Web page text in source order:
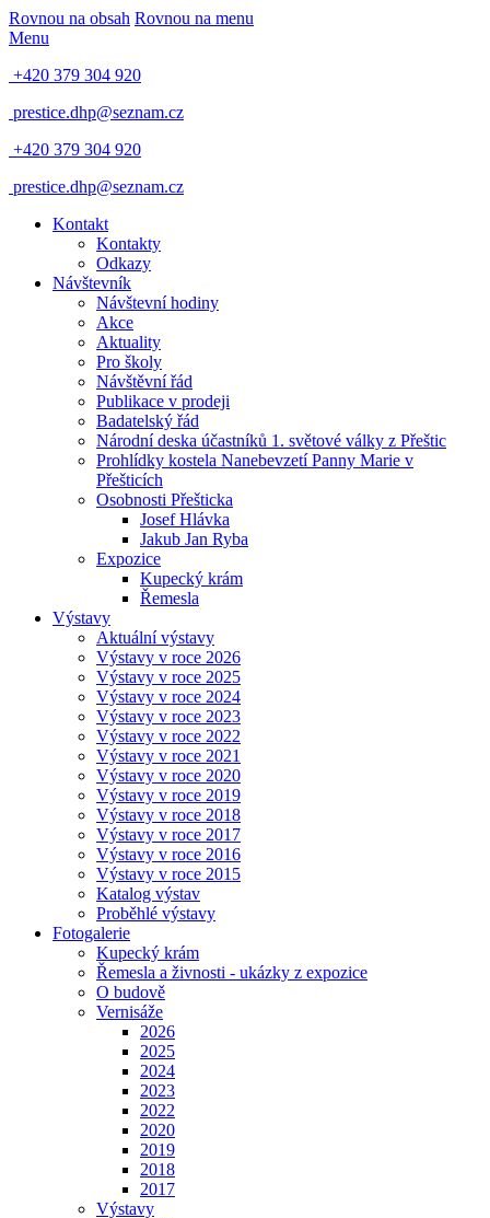
Rovnou na obsah Rovnou na menu
Menu
+420 379 304 920
prestice.dhp@seznam.cz
+420 379 304 920
prestice.dhp@seznam.cz
Kontakt
Kontakty
Odkazy
Návštevník
Návštevní hodiny
Akce
Aktuality
Pro školy
Návštěvní řád
Publikace v prodeji
Badatelský řád
Národní deska účastníků 1. světové války z Přeštic
Prohlídky kostela Nanebevzetí Panny Marie v
Přešticích
Osobnosti Přešticka
Josef Hlávka
Jakub Jan Ryba
Expozice
Kupecký krám
Řemesla
Výstavy
Aktuální výstavy
Výstavy v roce 2026
Výstavy v roce 2025
Výstavy v roce 2024
Výstavy v roce 2023
Výstavy v roce 2022
Výstavy v roce 2021
Výstavy v roce 2020
Výstavy v roce 2019
Výstavy v roce 2018
Výstavy v roce 2017
Výstavy v roce 2016
Výstavy v roce 2015
Katalog výstav
Proběhlé výstavy
Fotogalerie
Kupecký krám
Řemesla a živnosti - ukázky z expozice
O budově
Vernisáže
2026
2025
2024
2023
2022
2020
2019
2018
2017
Výstavy